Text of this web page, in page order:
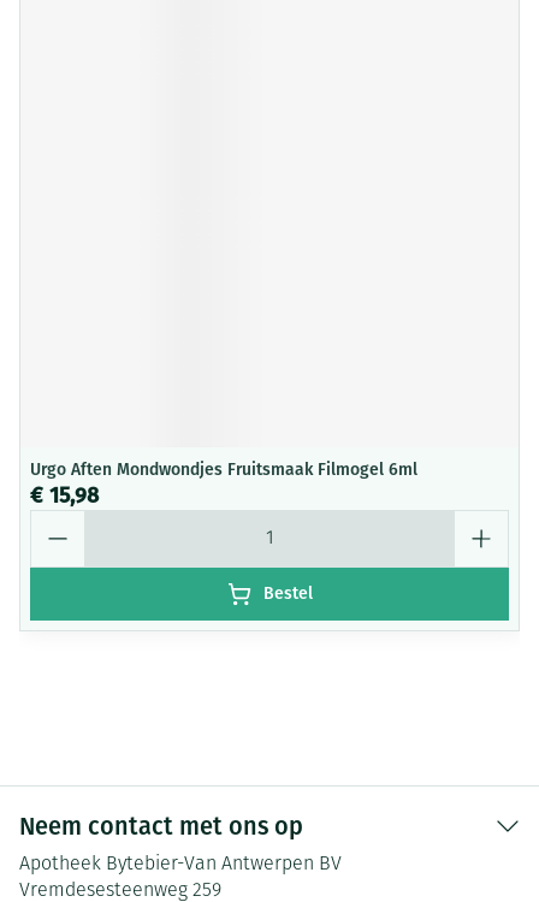
Urgo Aften Mondwondjes Fruitsmaak Filmogel 6ml
€ 15,98
Bestel
Neem contact met ons op
Apotheek Bytebier-Van Antwerpen BV
Vremdesesteenweg 259